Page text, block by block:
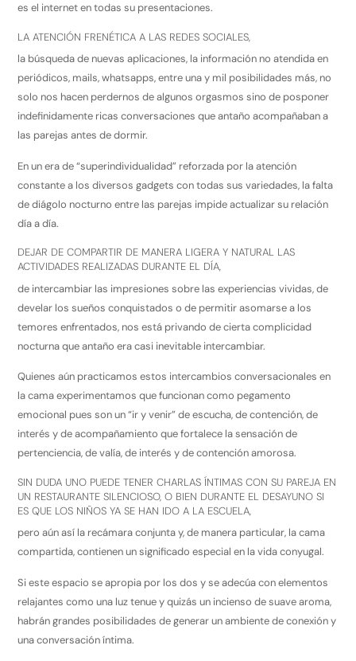
es el internet en todas su presentaciones.
LA ATENCIÓN FRENÉTICA A LAS REDES SOCIALES,
la búsqueda de nuevas aplicaciones, la información no atendida en
periódicos, mails, whatsapps, entre una y mil posibilidades más, no
solo nos hacen perdernos de algunos orgasmos sino de posponer
indefinidamente ricas conversaciones que antaño acompañaban a
las parejas antes de dormir.
En un era de “superindividualidad” reforzada por la atención
constante a los diversos gadgets con todas sus variedades, la falta
de diágolo nocturno entre las parejas impide actualizar su relación
día a día.
DEJAR DE COMPARTIR DE MANERA LIGERA Y NATURAL LAS
ACTIVIDADES REALIZADAS DURANTE EL DÍA,
de intercambiar las impresiones sobre las experiencias vividas, de
develar los sueños conquistados o de permitir asomarse a los
temores enfrentados, nos está privando de cierta complicidad
nocturna que antaño era casi inevitable intercambiar.
Quienes aún practicamos estos intercambios conversacionales en
la cama experimentamos que funcionan como pegamento
emocional pues son un “ir y venir” de escucha, de contención, de
interés y de acompañamiento que fortalece la sensación de
pertenciencia, de valía, de interés y de contención amorosa.
SIN DUDA UNO PUEDE TENER CHARLAS ÍNTIMAS CON SU PAREJA EN
UN RESTAURANTE SILENCIOSO, O BIEN DURANTE EL DESAYUNO SI
ES QUE LOS NIÑOS YA SE HAN IDO A LA ESCUELA,
pero aún así la recámara conjunta y, de manera particular, la cama
compartida, contienen un significado especial en la vida conyugal.
Si este espacio se apropia por los dos y se adecúa con elementos
relajantes como una luz tenue y quizás un incienso de suave aroma,
habrán grandes posibilidades de generar un ambiente de conexión y
una conversación íntima.